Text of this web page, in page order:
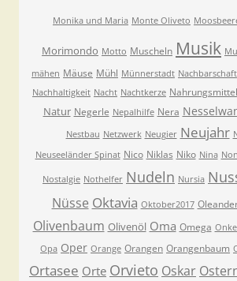
Monika und Maria Monte Oliveto
Morimondo Motto Muscheln Musik
mähen Mäuse Mühl Münnerstadt Nachbarschaft
Nachhaltigkeit Nacht Nachtkerze Nahrungsmittel
Natur Negerle Nepalhilfe Nera
Nestbau Netzwerk Neugier Neujahr
Neuseeländer Spinat Nico Niklas Niko Nina
Nostalgie Nothelfer Nudeln Nursia
Nüsse Oktavia Oktober2017
Olivenbaum Olivenöl Oma Omega
Opa Oper Orange Orangen Orangenbaum
Ortasee Orte Orvieto Oskar